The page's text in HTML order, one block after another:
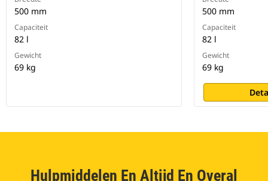
500 mm
Capaciteit
82 l
Gewicht
69 kg
500 mm
Capaciteit
82 l
Gewicht
69 kg
Hulpmiddelen En Altijd En Overal